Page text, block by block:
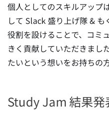
個人としてのスキルアップ
して Slack 盛り上げ隊 &
役割を設けることで、コミ
きく貢献していただきまし
たいという想いをお持ちの
Study Jam 結果発